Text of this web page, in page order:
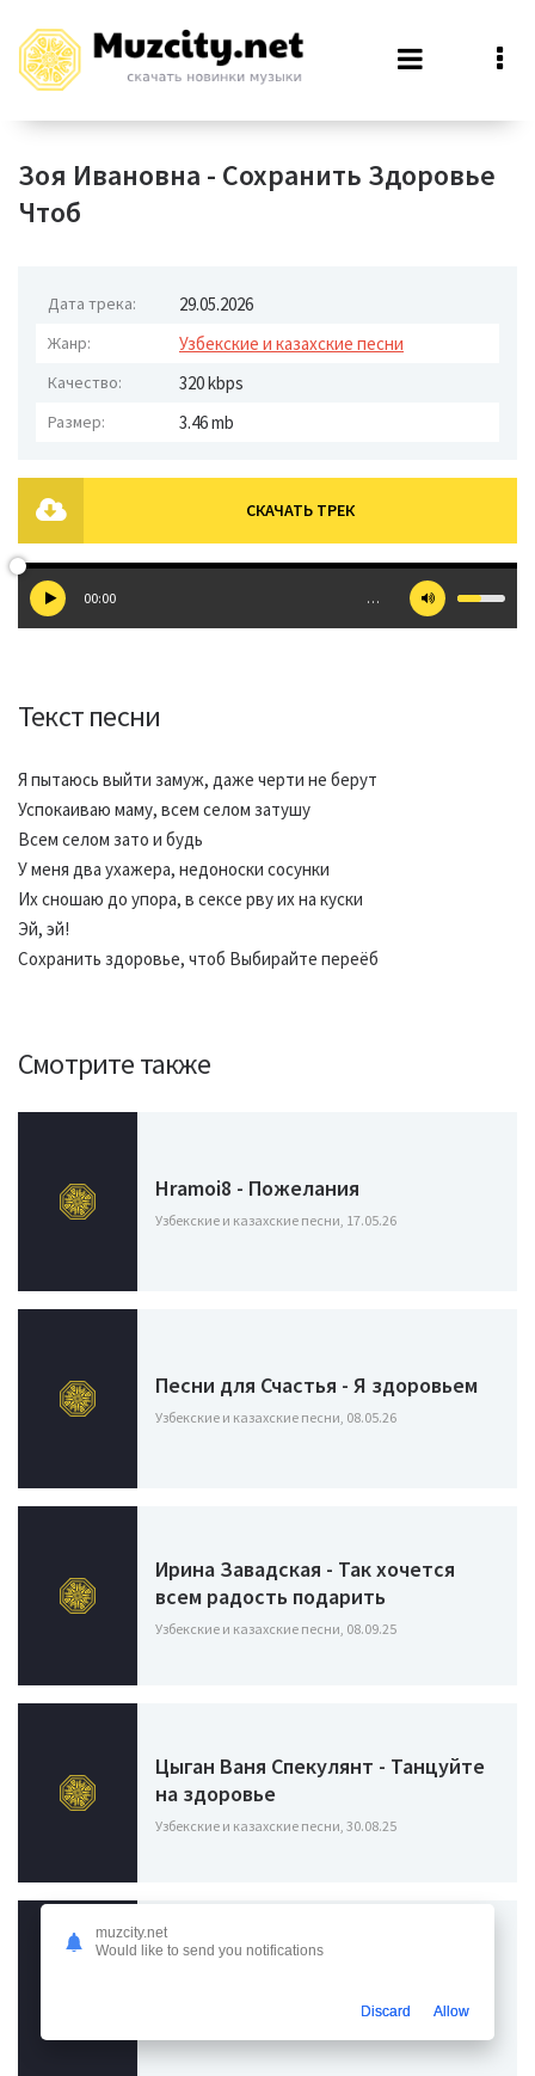
Зоя Ивановна - Сохранить Здоровье
Чтоб
Дата трека: 29.05.2026
Жанр: Узбекские и казахские песни
Качество: 320 kbps
Размер: 3.46 mb
СКАЧАТЬ ТРЕК
00:00 …
Текст песни
Я пытаюсь выйти замуж, даже черти не берут
Успокаиваю маму, всем селом затушу
Всем селом зато и будь
У меня два ухажера, недоноски сосунки
Их сношаю до упора, в сексе рву их на куски
Эй, эй!
Сохранить здоровье, чтоб Выбирайте переёб
Смотрите также
Hramoi8 - Пожелания
Узбекские и казахские песни, 17.05.26
Песни для Счастья - Я здоровьем
Узбекские и казахские песни, 08.05.26
Ирина Завадская - Так хочется
всем радость подарить
Узбекские и казахские песни, 08.09.25
Цыган Ваня Спекулянт - Танцуйте
на здоровье
Узбекские и казахские песни, 30.08.25
Инстасамка - Выйти замуж не
Узбекские и казахские песни / Instasamka, 26.02.24
muzcity.net
Would like to send you notifications
Discard Allow